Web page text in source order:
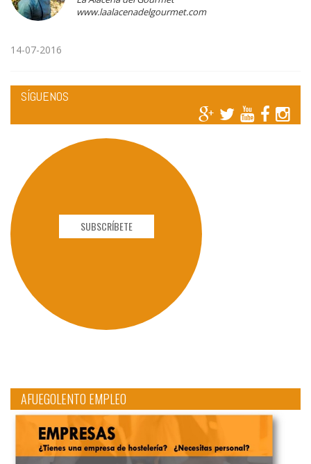
www.laalacenadelgourmet.com
14-07-2016
SÍGUENOS
SUBSCRÍBETE
AFUEGOLENTO EMPLEO